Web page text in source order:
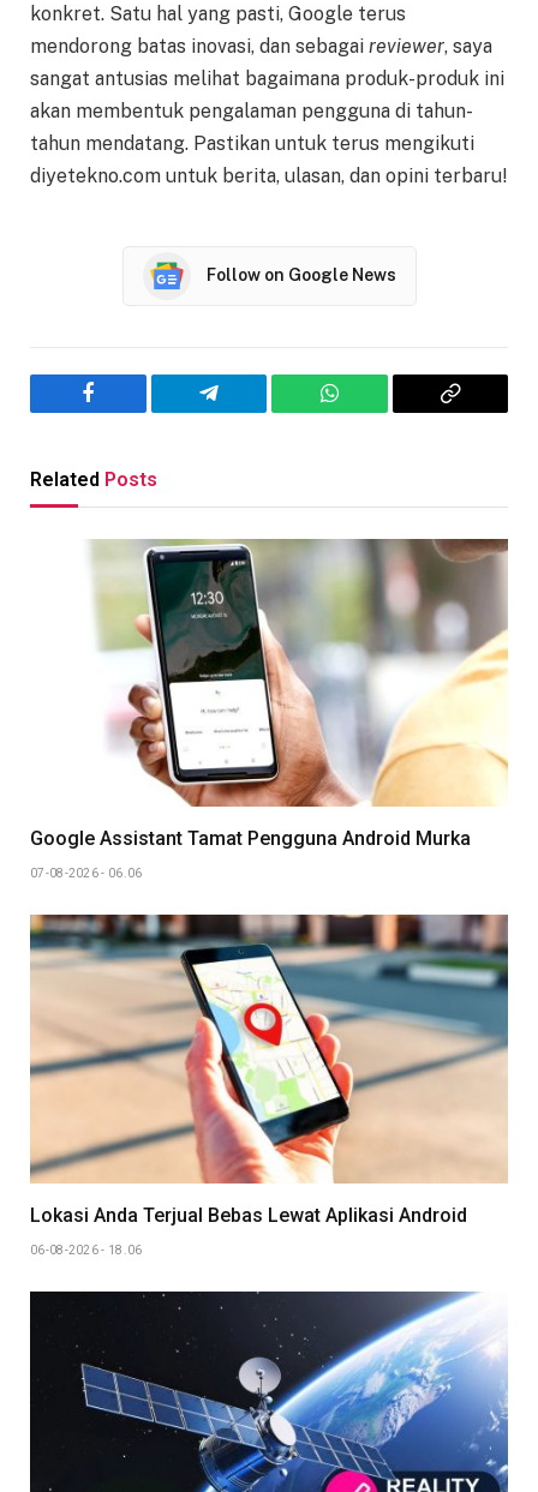
konkret. Satu hal yang pasti, Google terus
mendorong batas inovasi, dan sebagai reviewer, saya
sangat antusias melihat bagaimana produk-produk ini
akan membentuk pengalaman pengguna di tahun-
tahun mendatang. Pastikan untuk terus mengikuti
diyetekno.com untuk berita, ulasan, dan opini terbaru!
Follow on Google News
Facebook Telegram WhatsApp
Copy
Related Posts
Google Assistant Tamat Pengguna Android Murka
07-08-2026 - 06.06
Lokasi Anda Terjual Bebas Lewat Aplikasi Android
06-08-2026 - 18.06